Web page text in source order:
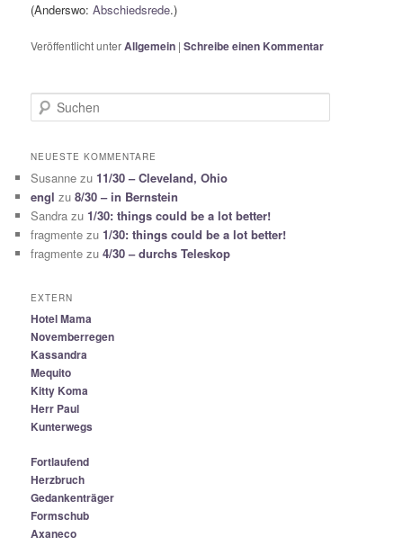
(Anderswo:Abschiedsrede.)
Veröffentlicht unterAllgemein |Schreibe einen Kommentar
u
h
n
NEUESTE KOMMENTARE
Susanne zu 11/30 – Cleveland, Ohio
engl zu8/30 – in Bernstein
Sandra zu 1/30: things could be a lot better!
fragmente zu 1/30: things could be a lot better!
fragmente zu4/30 – durchs Teleskop
EXTERN
Hotel Mama
Novemberregen
Kassandra
Mequito
Kitty Koma
Herr Paul
Kunterwegs
Fortlaufend
Herzbruch
Gedankenträger
Formschub
Axaneco